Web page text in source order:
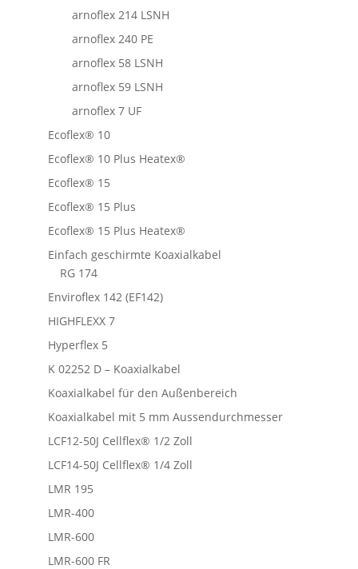
arnoflex 214 LSNH
arnoflex 240 PE
arnoflex 58 LSNH
arnoflex 59 LSNH
arnoflex 7 UF
Ecoflex® 10
Ecoflex® 10 Plus Heatex®
Ecoflex® 15
Ecoflex® 15 Plus
Ecoflex® 15 Plus Heatex®
Einfach geschirmte Koaxialkabel
RG 174
Enviroflex 142 (EF142)
HIGHFLEXX 7
Hyperflex 5
K 02252 D – Koaxialkabel
Koaxialkabel für den Außenbereich
Koaxialkabel mit 5 mm Aussendurchmesser
LCF12-50J Cellflex® 1/2 Zoll
LCF14-50J Cellflex® 1/4 Zoll
LMR 195
LMR-400
LMR-600
LMR-600 FR